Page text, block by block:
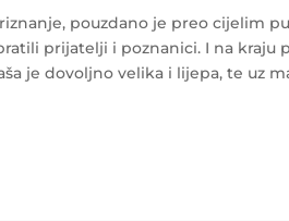
pouzdano je preo cijelim
prijatelji i poznanici. I na
je dovoljno velika i lijepa, te uz